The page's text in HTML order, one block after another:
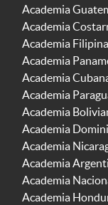
Academia
Academia
Academia
Academia
Academia
Academia
Academia
Academia
Academia
Academia
Academia
Academia